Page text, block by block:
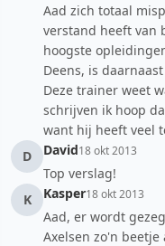
Aad zich totaal
verstand heeft van
hoogste
Deens, is
Deze trainer weet
schrijven ik hoop
want hij heeft veel
D
David18 okt 2013
Top verslag!
K
Kasper18 okt 2013
Aad, er wordt
Axelsen zo'n